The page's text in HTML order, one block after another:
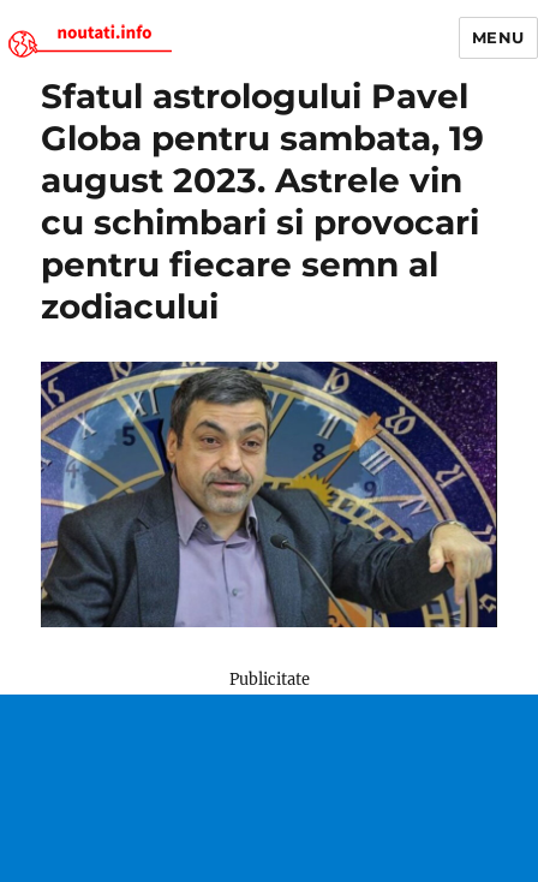
Noutati.Info
MENU
Sfatul astrologului Pavel
Globa pentru sambata, 19
august 2023. Astrele vin
cu schimbari si provocari
pentru fiecare semn al
zodiacului
Publicitate